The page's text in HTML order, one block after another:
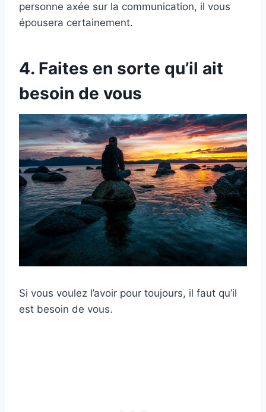
personne axée sur la communication, il vous
épousera certainement.
4. Faites en sorte qu’il ait
besoin de vous
Si vous voulez l’avoir pour toujours, il faut qu’il
est besoin de vous.